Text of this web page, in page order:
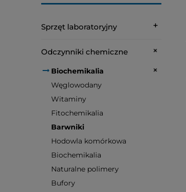
Sprzęt laboratoryjny
Odczynniki chemiczne
Biochemikalia
Węglowodany
Witaminy
Fitochemikalia
Barwniki
Hodowla komórkowa
Biochemikalia
Naturalne polimery
Bufory